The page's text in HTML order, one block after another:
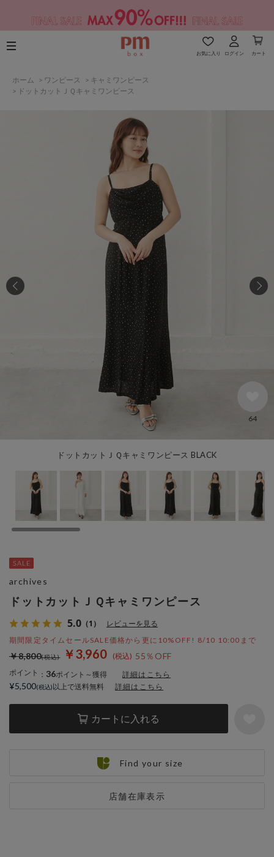
お気に入り ログイン カート
ホーム > ワンピース > キャミワンピース
> ドットカットＪＱキャミワンピース
ドットカットＪＱキャミワンピース BLACK
64
ドットカットＪＱキャミワンピース
5.0 （1） レビューを見る
期間限定タイムセールSALE価格から更に10%OFF! 8/10 10:00まで
￥3,960 55％OFF
￥8,800
ポイント ： 36ポイント～獲得 詳細はこちら
カートに入れる
店舗在庫表示
archives
¥5,500 以上で送料無料 詳細はこちら
Find your size